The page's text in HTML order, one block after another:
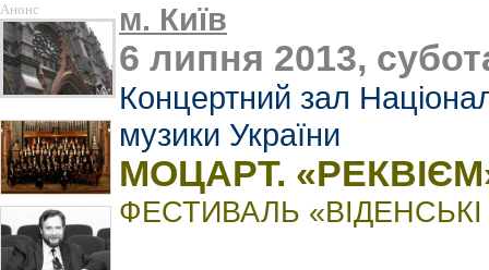
Анонс м. Київ
6 липня 2013,
Концертний зал
музики України
МОЦАРТ.
ФЕСТИВАЛЬ